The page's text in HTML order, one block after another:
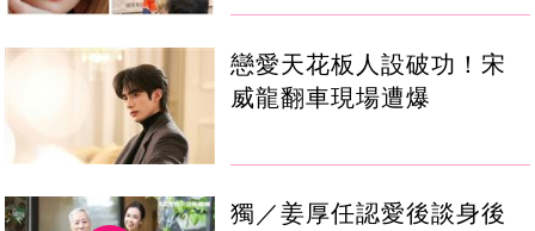
戀愛天花板人設破功！宋
威龍翻車現場遭爆
獨／姜厚任認愛後談身後